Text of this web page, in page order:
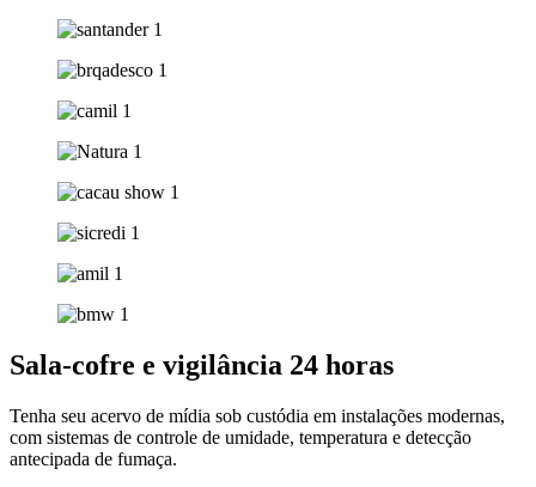
Sala-cofre e vigilância 24 horas
Tenha seu acervo de mídia sob custódia em instalações modernas,
com sistemas de controle de umidade, temperatura e detecção
antecipada de fumaça.